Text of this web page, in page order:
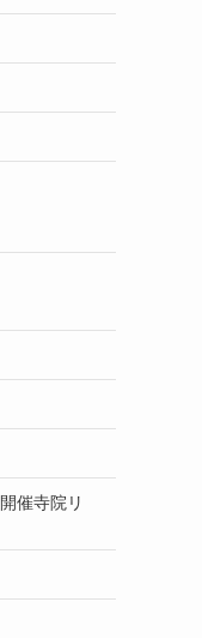
催寺院リ